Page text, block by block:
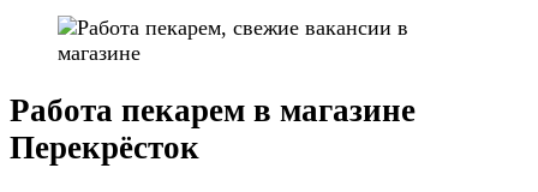
Работа пекарем в магазине
Перекрёсток